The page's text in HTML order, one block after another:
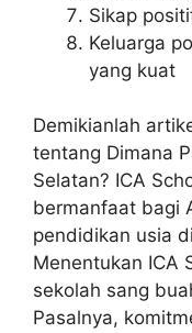
Sikap
Keluarga
yang kuat
Demikianlah
tentang Dimana
Selatan? ICA
bermanfaat bagi
pendidikan usia
Menentukan ICA
sekolah sang
Pasalnya,